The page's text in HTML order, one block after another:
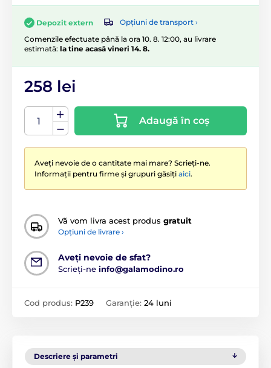
Depozit extern
Opțiuni de transport ›
Comenzile efectuate până la ora 10. 8. 12:00, au livrare
estimată: la tine acasă vineri 14. 8.
258 lei
Adaugă în coș
Aveți nevoie de o cantitate mai mare? Scrieți-ne.
Informații pentru firme și grupuri găsiți aici.
Vă vom livra acest produs gratuit
Opțiuni de livrare ›
Aveți nevoie de sfat?
Scrieți-ne info@galamodino.ro
Cod produs: P239 Garanție: 24 luni
Descriere și parametri